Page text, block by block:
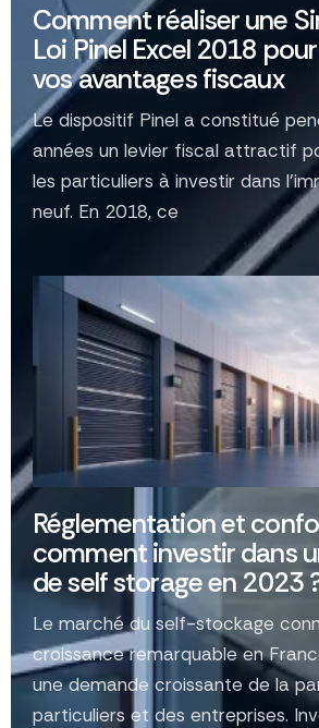
Comment réaliser une
Loi Pinel Excel 2018
vos avantages fiscaux
Le dispositif Pinel a constitué
années un levier fiscal attractif
les particuliers à investir dans
neuf. En 2018, ce
Réglementation et
comment investir dans
de self storage en 2023
Le marché du self-stockage
croissance remarquable en
une demande croissante de la
particuliers et des entreprises.